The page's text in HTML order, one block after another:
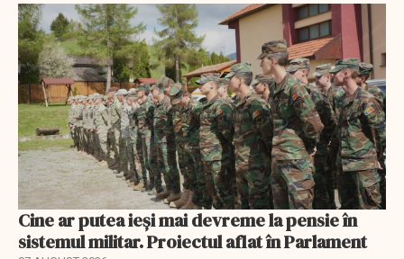
Cine ar putea ieși mai devreme la pensie în
sistemul militar. Proiectul aflat în Parlament